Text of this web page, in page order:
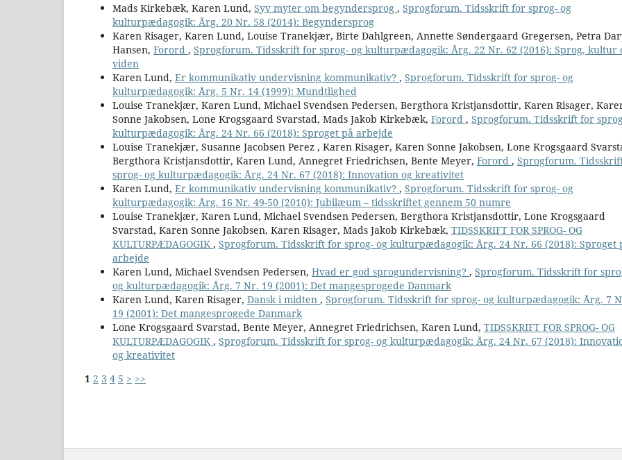
Mads Kirkebæk, Karen Lund, Syv myter om begyndersprog , Sprogforum. Tidsskrift for sprog- og
kulturpædagogik: Årg. 20 Nr. 58 (2014): Begyndersprog
Karen Risager, Karen Lund, Louise Tranekjær, Birte Dahlgreen, Annette Søndergaard Gregersen, Petra
Hansen, Forord , Sprogforum. Tidsskrift for sprog- og kulturpædagogik: Årg. 22 Nr. 62 (2016): Sprog, kultur
viden
Karen Lund, Er kommunikativ undervisning kommunikativ? , Sprogforum. Tidsskrift for sprog- og
kulturpædagogik: Årg. 5 Nr. 14 (1999): Mundtlighed
Louise Tranekjær, Karen Lund, Michael Svendsen Pedersen, Bergthora Kristjansdottir, Karen Risager,
Sonne Jakobsen, Lone Krogsgaard Svarstad, Mads Jakob Kirkebæk, Forord , Sprogforum. Tidsskrift for
kulturpædagogik: Årg. 24 Nr. 66 (2018): Sproget på arbejde
Louise Tranekjær, Susanne Jacobsen Perez , Karen Risager, Karen Sonne Jakobsen, Lone Krogsgaard
Bergthora Kristjansdottir, Karen Lund, Annegret Friedrichsen, Bente Meyer, Forord , Sprogforum.
sprog- og kulturpædagogik: Årg. 24 Nr. 67 (2018): Innovation og kreativitet
Karen Lund, Er kommunikativ undervisning kommunikativ? , Sprogforum. Tidsskrift for sprog- og
kulturpædagogik: Årg. 16 Nr. 49-50 (2010): Jubilæum – tidsskriftet gennem 50 numre
Louise Tranekjær, Karen Lund, Michael Svendsen Pedersen, Bergthora Kristjansdottir, Lone Krogsgaard
Svarstad, Karen Sonne Jakobsen, Karen Risager, Mads Jakob Kirkebæk, TIDSSKRIFT FOR SPROG- OG
KULTURPÆDAGOGIK , Sprogforum. Tidsskrift for sprog- og kulturpædagogik: Årg. 24 Nr. 66 (2018): Sproget
arbejde
Karen Lund, Michael Svendsen Pedersen, Hvad er god sprogundervisning? , Sprogforum. Tidsskrift for
og kulturpædagogik: Årg. 7 Nr. 19 (2001): Det mangesprogede Danmark
Karen Lund, Karen Risager, Dansk i midten , Sprogforum. Tidsskrift for sprog- og kulturpædagogik: Årg. 7
19 (2001): Det mangesprogede Danmark
Lone Krogsgaard Svarstad, Bente Meyer, Annegret Friedrichsen, Karen Lund, TIDSSKRIFT FOR SPROG- OG
KULTURPÆDAGOGIK , Sprogforum. Tidsskrift for sprog- og kulturpædagogik: Årg. 24 Nr. 67 (2018):
og kreativitet
1 2 3 4 5 > >>